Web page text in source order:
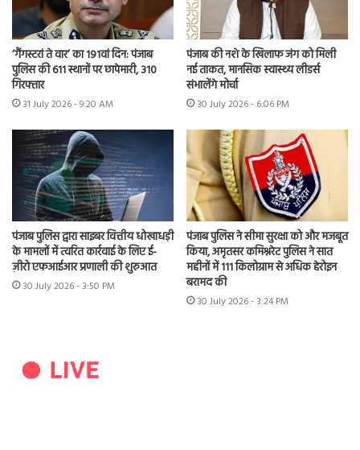
‘गैंगस्टरां ते वार’ का 191वां दिन: पंजाब
पुलिस की 611 स्थानों पर छापेमारी, 310
गिरफ्तार
31 July 2026 - 9:20 AM
पंजाब की नशे के खिलाफ जंग को मिली
नई ताकत, मानसिक स्वास्थ्य लीडर्स
संभालेंगे मोर्चा
30 July 2026 - 6:06 PM
पंजाब पुलिस द्वारा साइबर वित्तीय धोखाधड़ी
के मामलों में त्वरित कार्रवाई के लिए ई-
ज़ीरो एफआईआर प्रणाली की शुरुआत
30 July 2026 - 3:50 PM
पंजाब पुलिस ने सीमा सुरक्षा को और मजबूत
किया, अमृतसर कमिश्नरेट पुलिस ने सात
महीनों में 111 किलोग्राम से अधिक हेरोइन
बरामद की
30 July 2026 - 3:24 PM